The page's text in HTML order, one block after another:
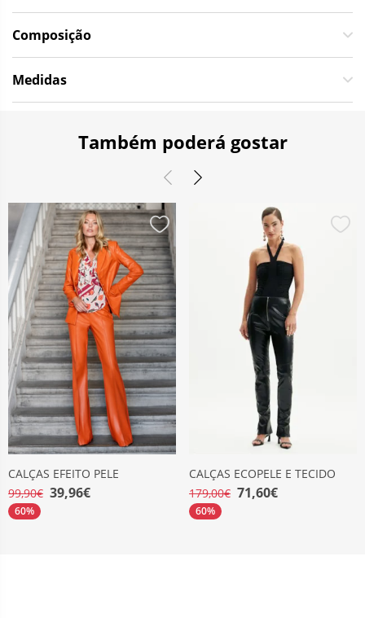
Composição
Medidas
Também poderá gostar
CALÇAS EFEITO PELE
99,90€ 39,96€
60%
CALÇAS ECOPELE E TECIDO
179,00€ 71,60€
60%